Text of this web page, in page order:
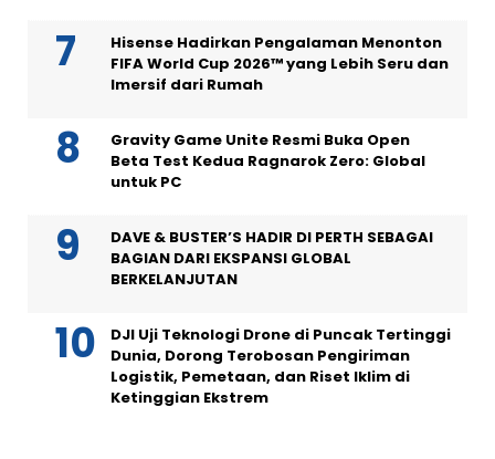
Hisense Hadirkan Pengalaman Menonton
FIFA World Cup 2026™ yang Lebih Seru dan
Imersif dari Rumah
Gravity Game Unite Resmi Buka Open
Beta Test Kedua Ragnarok Zero: Global
untuk PC
DAVE & BUSTER’S HADIR DI PERTH SEBAGAI
BAGIAN DARI EKSPANSI GLOBAL
BERKELANJUTAN
DJI Uji Teknologi Drone di Puncak Tertinggi
Dunia, Dorong Terobosan Pengiriman
Logistik, Pemetaan, dan Riset Iklim di
Ketinggian Ekstrem